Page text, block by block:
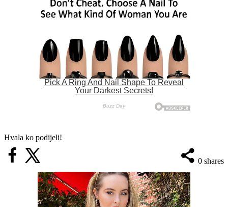
Hvala ko podijeli!
0 shares